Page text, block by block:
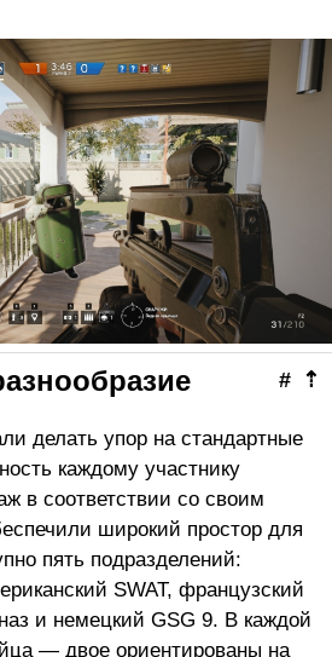
⇡
#
делать упор на стандартные
каждому участнику
в соответствии со своим
широкий простор для
пять подразделений:
SWAT, французский
и немецкий GSG 9. В каждой
— двое ориентированы на